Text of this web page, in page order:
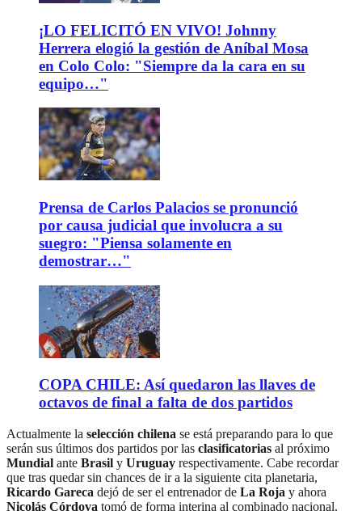
¡LO FELICITÓ EN VIVO! Johnny
Herrera elogió la gestión de Aníbal Mosa
en Colo Colo: "Siempre da la cara en su
equipo…"
Prensa de Carlos Palacios se pronunció
por causa judicial que involucra a su
suegro: "Piensa solamente en
demostrar…"
COPA CHILE: Así quedaron las llaves de
octavos de final a falta de dos partidos
Actualmente la selección chilena se está preparando para lo que
serán sus últimos dos partidos por las clasificatorias al próximo
Mundial ante Brasil y Uruguay respectivamente. Cabe recordar
que tras quedar sin chances de ir a la siguiente cita planetaria,
Ricardo Gareca dejó de ser el entrenador de La Roja y ahora
Nicolás Córdova tomó de forma interina al combinado nacional.